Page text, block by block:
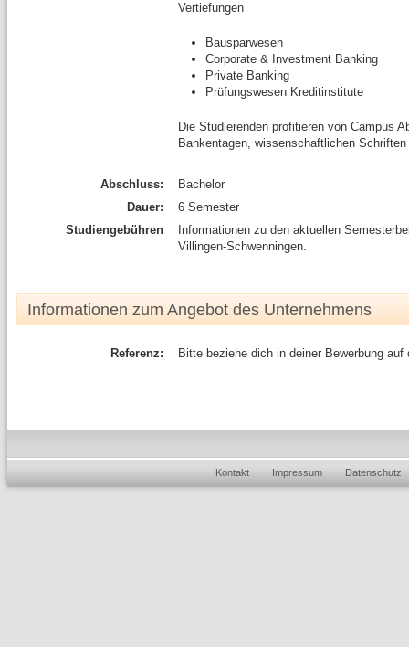
Vertiefungen
Bausparwesen
Corporate & Investment Banking
Private Banking
Prüfungswesen Kreditinstitute
Die Studierenden profitieren von Campus
Bankentagen, wissenschaftlichen
Abschluss:
Bachelor
Dauer:
6 Semester
Studiengebühren
Informationen zu den aktuellen
Villingen-Schwenningen.
Informationen zum Angebot des Unternehmens
Referenz: Bitte beziehe dich in deiner Bewerbung auf
Kontakt Impressum Datenschutz